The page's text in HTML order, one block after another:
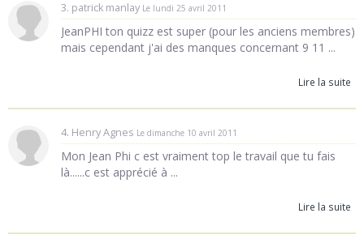
3. patrick manlay Le lundi 25 avril 2011
JeanPHI ton quizz est super (pour les anciens membres)
mais cependant j'ai des manques concernant 9 11 ...
Lire la suite
4. Henry Agnes Le dimanche 10 avril 2011
Mon Jean Phi c est vraiment top le travail que tu fais
là......c est apprécié à ...
Lire la suite